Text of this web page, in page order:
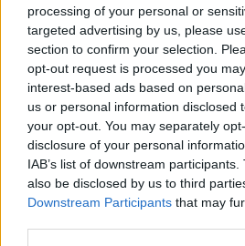
processing of your personal or
targeted advertising by us, please
section to confirm your selection.
opt-out request is processed you
interest-based ads based on
us or personal information disclosed
your opt-out. You may separately
disclosure of your personal
IAB’s list of downstream
also be disclosed by us to third
Downstream Participants that may
TP Greece: Πώς
μέλλον του Insurance